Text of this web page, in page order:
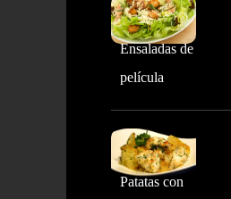
Ensaladas de
película
Patatas con